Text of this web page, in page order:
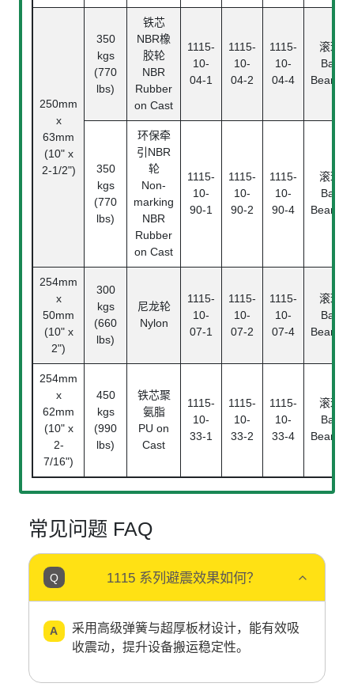
250mm
x
63mm
(10" x
2-1/2")
350
kgs
(770
lbs)
铁芯
NBR橡
胶轮
NBR
Rubber
on Cast
1115-
10-
04-1
1115-
10-
04-2
1115-
10-
04-4
滚珠
Ball
Bearing
350
kgs
(770
lbs)
环保牵
引NBR
轮
Non-
marking
NBR
Rubber
on Cast
1115-
10-
90-1
1115-
10-
90-2
1115-
10-
90-4
滚珠
Ball
Bearing
254mm
x
50mm
(10" x
2")
300
kgs
(660
lbs)
尼龙轮
Nylon
1115-
10-
07-1
1115-
10-
07-2
1115-
10-
07-4
滚珠
Ball
Bearing
254mm
x
62mm
(10" x
2-
7/16")
450
kgs
(990
lbs)
铁芯聚
氨脂
PU on
Cast
1115-
10-
33-1
1115-
10-
33-2
1115-
10-
33-4
滚珠
Ball
Bearing
常见问题 FAQ
1115 系列避震效果如何？
采用高级弹簧与超厚板材设计，能有效吸
收震动，提升设备搬运稳定性。